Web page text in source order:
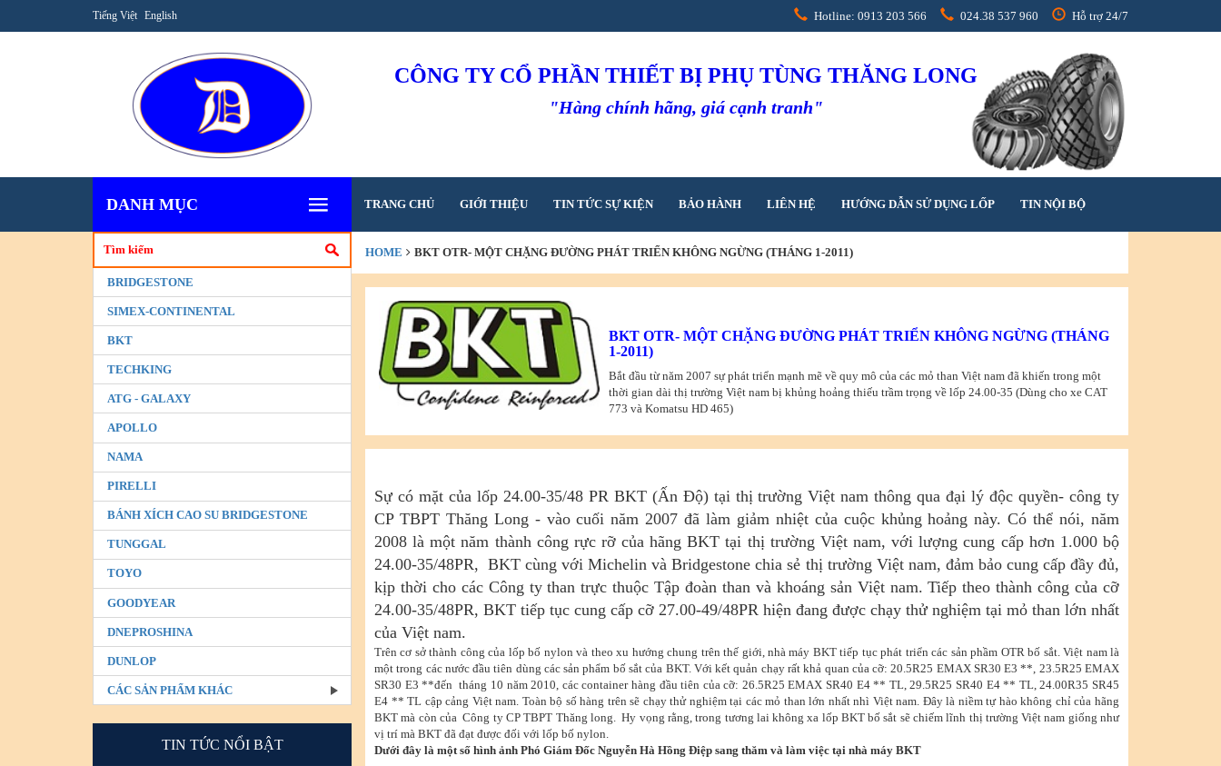
Tiếng Việt English Hotline: 0913 203 566 024.38 537 960 Hỗ trợ 24/7
CÔNG TY CỔ PHẦN THIẾT BỊ PHỤ TÙNG THĂNG LONG
"Hàng chính hãng, giá cạnh tranh"
DANH MỤC TRANG CHỦ GIỚI THIỆU TIN TỨC SỰ KIỆN BẢO HÀNH LIÊN HỆ HƯỚNG DẪN SỬ DỤNG LỐP TIN NỘI BỘ
BRIDGESTONE
SIMEX-CONTINENTAL
BKT
TECHKING
ATG - GALAXY
APOLLO
NAMA
PIRELLI
BÁNH XÍCH CAO SU BRIDGESTONE
TUNGGAL
TOYO
GOODYEAR
DNEPROSHINA
DUNLOP
CÁC SẢN PHẨM KHÁC
TIN TỨC NỔI BẬT
HOME BKT OTR- MỘT CHẶNG ĐƯỜNG PHÁT TRIỂN KHÔNG NGỪNG (THÁNG 1-2011)
BKT OTR- MỘT CHẶNG ĐƯỜNG PHÁT TRIỂN KHÔNG NGỪNG (THÁNG
1-2011)
Bắt đầu từ năm 2007 sự phát triển mạnh mẽ về quy mô của các mỏ than Việt nam đã khiến trong một
thời gian dài thị trường Việt nam bị khủng hoảng thiếu trầm trọng về lốp 24.00-35 (Dùng cho xe CAT
773 và Komatsu HD 465)
Sự có mặt của lốp 24.00-35/48 PR BKT (Ấn Độ) tại thị trường Việt nam thông qua đại lý độc quyền- công ty
CP TBPT Thăng Long - vào cuối năm 2007 đã làm giảm nhiệt của cuộc khủng hoảng này. Có thể nói, năm
2008 là một năm thành công rực rỡ của hãng BKT tại thị trường Việt nam, với lượng cung cấp hơn 1.000 bộ
24.00-35/48PR, BKT cùng với Michelin và Bridgestone chia sẻ thị trường Việt nam, đảm bảo cung cấp đầy đủ,
kịp thời cho các Công ty than trực thuộc Tập đoàn than và khoáng sản Việt nam. Tiếp theo thành công của cỡ
24.00-35/48PR, BKT tiếp tục cung cấp cỡ 27.00-49/48PR hiện đang được chạy thử nghiệm tại mỏ than lớn nhất
của Việt nam.
Trên cơ sở thành công của lốp bố nylon và theo xu hướng chung trên thế giới, nhà máy BKT tiếp tục phát triển các sản phầm OTR bố sắt. Việt nam là
một trong các nước đầu tiên dùng các sản phẩm bố sắt của BKT. Với kết quản chạy rất khả quan của cỡ: 20.5R25 EMAX SR30 E3 **, 23.5R25 EMAX
SR30 E3 **đến tháng 10 năm 2010, các container hàng đầu tiên của cỡ: 26.5R25 EMAX SR40 E4 ** TL, 29.5R25 SR40 E4 ** TL, 24.00R35 SR45
E4 ** TL cập cảng Việt nam. Toàn bộ số hàng trên sẽ chạy thử nghiệm tại các mỏ than lớn nhất nhì Việt nam. Đây là niềm tự hào không chỉ của hãng
BKT mà còn của Công ty CP TBPT Thăng long. Hy vọng rằng, trong tương lai không xa lốp BKT bố sắt sẽ chiếm lĩnh thị trường Việt nam giống như
vị trí mà BKT đã đạt được đối với lốp bố nylon.
Dưới đây là một số hình ảnh Phó Giám Đốc Nguyễn Hà Hồng Điệp sang thăm và làm việc tại nhà máy BKT